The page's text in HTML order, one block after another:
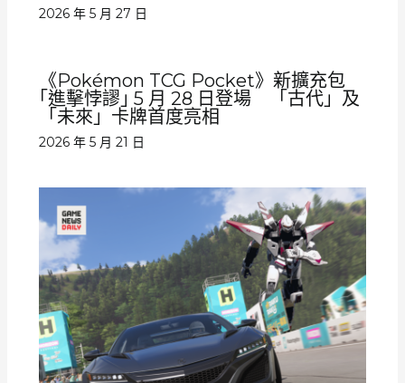
2026 年 5 月 27 日
《Pokémon TCG Pocket》新擴充包
｢進擊悖謬｣ 5 月 28 日登場 「古代」及
「未來」卡牌首度亮相
2026 年 5 月 21 日